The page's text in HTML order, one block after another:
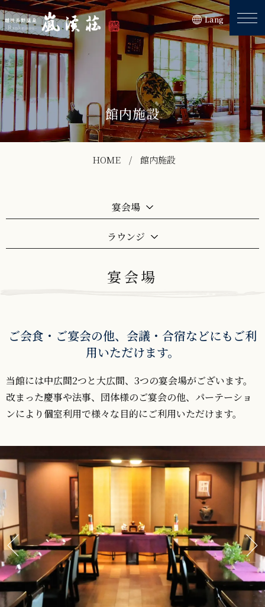
Lang
館内施設
HOME 館内施設
宴会場
ラウンジ
宴会場
ご会食・ご宴会の他、会議・合宿などにもご利
用いただけます。
当館には中広間2つと大広間、3つの宴会場がございます。
改まった慶事や法事、団体様のご宴会の他、パーテーショ
ンにより個室利用で様々な目的にご利用いただけます。